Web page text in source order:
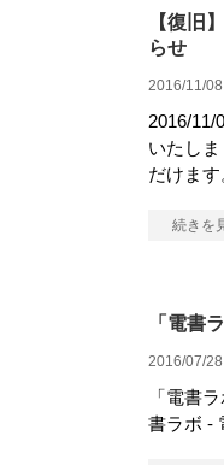
【復旧
らせ
2016/11/08 |
2016/11/
いたし
だけま
続きを
「電書
2016/07/28 |
「電書
書ラボ -